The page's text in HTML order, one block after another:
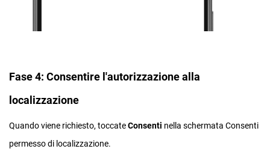
Fase 4: Consentire l'autorizzazione alla
localizzazione
Quando viene richiesto, toccateConsenti nella schermata Consenti
permesso di localizzazione.